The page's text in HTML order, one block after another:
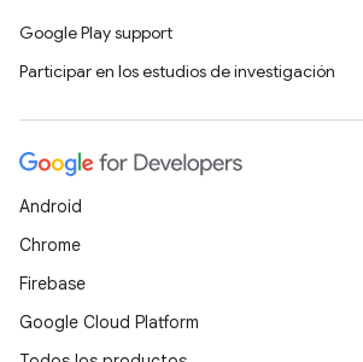
Google Play support
Participar en los estudios de investigación
Android
Chrome
Firebase
Google Cloud Platform